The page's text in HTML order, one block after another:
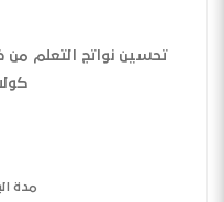
تحسين نواتج التعلم من
مدة